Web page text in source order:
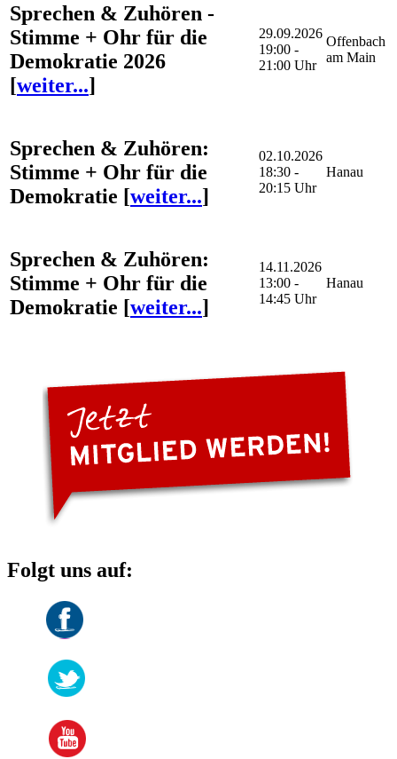
Sprechen & Zuhören -
Stimme + Ohr für die
Demokratie 2026
[weiter...]
29.09.2026
19:00 -
21:00 Uhr
Offenbach
am Main
Sprechen & Zuhören:
Stimme + Ohr für die
Demokratie [weiter...]
02.10.2026
18:30 -
20:15 Uhr
Hanau
Sprechen & Zuhören:
Stimme + Ohr für die
Demokratie [weiter...]
14.11.2026
13:00 -
14:45 Uhr
Hanau
Folgt uns auf: